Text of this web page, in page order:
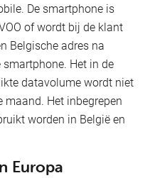
De smartphone is
of wordt bij de klant
Belgische adres na
Het in de
datavolume wordt niet
maand. Het inbegrepen
worden in België en
Europa